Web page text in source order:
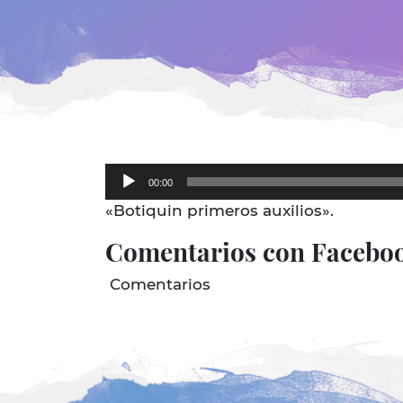
Reproductor
de
audio
00:00
«Botiquin primeros auxilios».
Comentarios con
Comentarios